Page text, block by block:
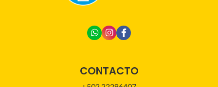
CONTACTO